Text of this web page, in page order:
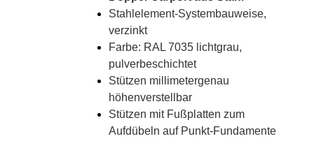
Stahlelement-Systembauweise,
verzinkt
Farbe: RAL 7035 lichtgrau,
pulverbeschichtet
Stützen millimetergenau
höhenverstellbar
Stützen mit Fußplatten zum
Aufdübeln auf Punkt-Fundamente